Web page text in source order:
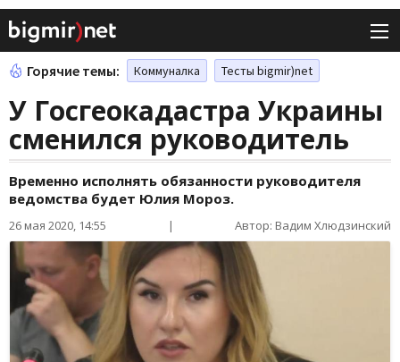
Горячие темы: Коммуналка Тесты bigmir)net
У Госгеокадастра Украины
сменился руководитель
Временно исполнять обязанности руководителя
ведомства будет Юлия Мороз.
26 мая 2020, 14:55 | Автор: Вадим Хлюдзинский